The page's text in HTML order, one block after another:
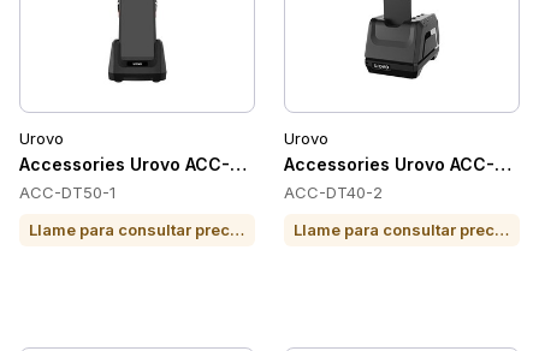
Urovo
Accessories Urovo ACC-DT50-1
ACC-DT50-1
Llame para consultar precio o para comprar
Urovo
Accessories Urovo ACC-
ACC-DT40-2
Llame para consultar precio o para comprar